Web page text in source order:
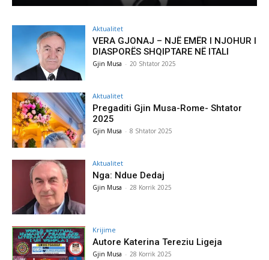
Aktualitet
VERA GJONAJ – NJË EMËR I NJOHUR I
DIASPORËS SHQIPTARE NË ITALI
Gjin Musa - 20 Shtator 2025
Aktualitet
Pregaditi Gjin Musa-Rome- Shtator
2025
Gjin Musa - 8 Shtator 2025
Aktualitet
Nga: Ndue Dedaj
Gjin Musa - 28 Korrik 2025
Krijime
Autore Katerina Tereziu Ligeja
Gjin Musa - 28 Korrik 2025